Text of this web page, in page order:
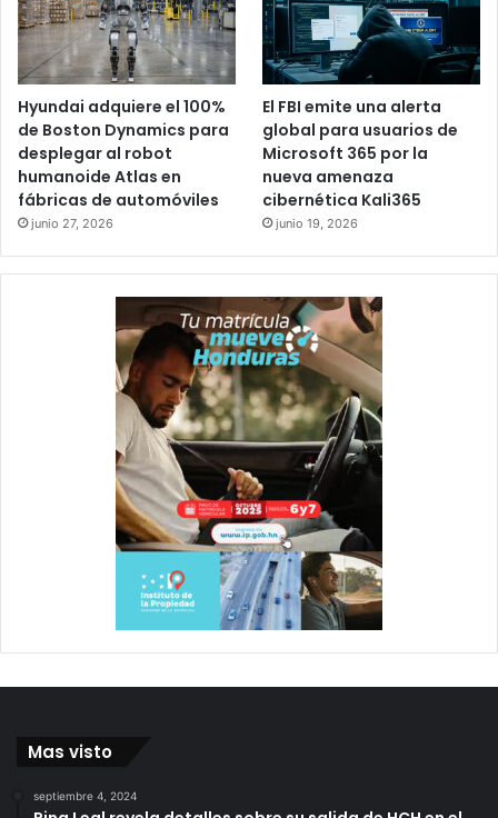
Hyundai adquiere el 100%
de Boston Dynamics para
desplegar al robot
humanoide Atlas en
fábricas de automóviles
junio 27, 2026
El FBI emite una alerta
global para usuarios de
Microsoft 365 por la
nueva amenaza
cibernética Kali365
junio 19, 2026
Mas visto
septiembre 4, 2024